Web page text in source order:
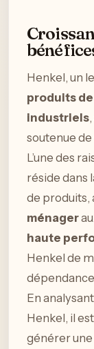
Henkel, un
produits
industriels
soutenue
L’une des
réside dans
de produits,
ménager
haute
Henkel de
En
Henkel, il
générer